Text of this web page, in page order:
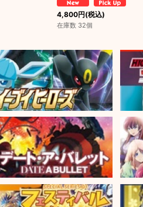
4,800円(税込)
在庫数 32個